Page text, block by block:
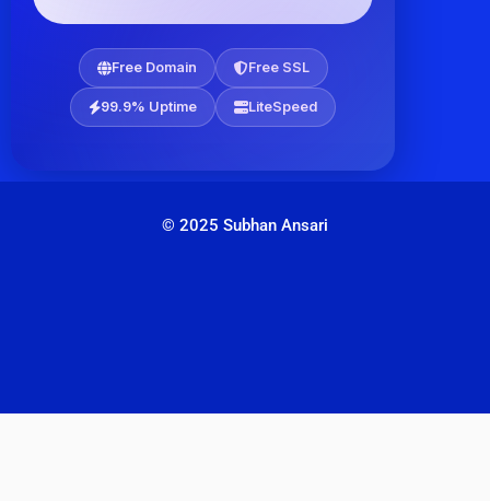
Free Domain Free SSL
99.9% Uptime LiteSpeed
© 2025 Subhan Ansari